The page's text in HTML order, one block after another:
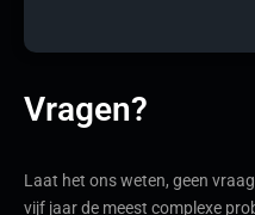
Vragen?
Laat het ons weten, geen
vijf jaar de meest complexe